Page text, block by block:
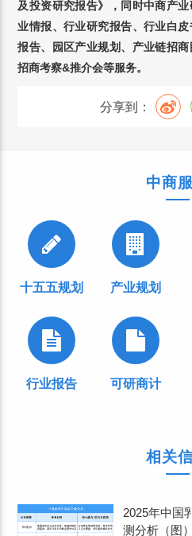
及投资研究报告》，同时中商产
业情报、行业研究报告、行业白
报告、园区产业规划、产业链招
招商考察&推介会等服务。
分享到：
中商
十五五规划 产业规划
行业报告 可研商计
相关
2025年中国
测分析（图）